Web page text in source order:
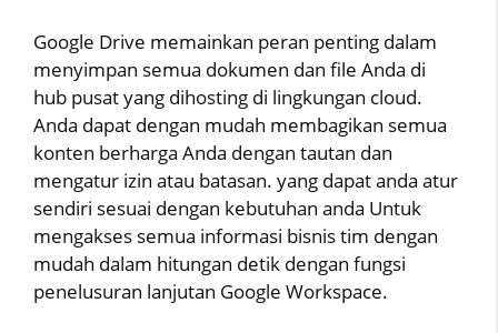
Google Drive memainkan peran penting dalam
menyimpan semua dokumen dan file Anda di
hub pusat yang dihosting di lingkungan cloud.
Anda dapat dengan mudah membagikan semua
konten berharga Anda dengan tautan dan
mengatur izin atau batasan. yang dapat anda atur
sendiri sesuai dengan kebutuhan anda Untuk
mengakses semua informasi bisnis tim dengan
mudah dalam hitungan detik dengan fungsi
penelusuran lanjutan Google Workspace.